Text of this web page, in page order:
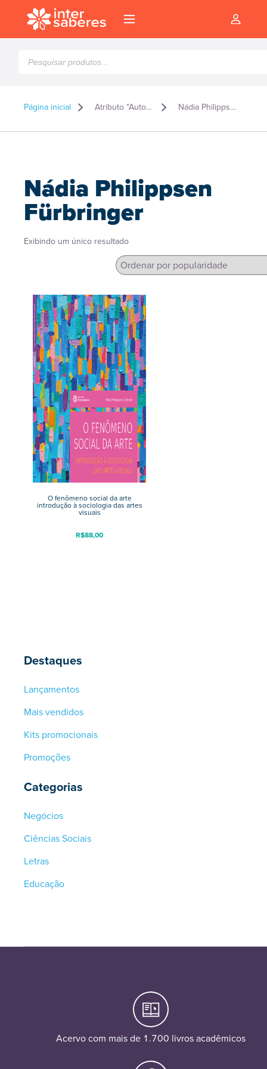
produtos
Página inicial Atributo "Autor" de produto Nádia Philippsen Fürbringer
Destaques
Lançamentos
Mais vendidos
Kits promocionais
Promoções
Categorias
Negócios
Ciências Sociais
Letras
Educação
Nádia Philippsen
Fürbringer
Exibindo um único resultado
O fenômeno social da arte
introdução à sociologia das artes
visuais
R$88,00
Acervo com mais de 1.700 livros acadêmicos